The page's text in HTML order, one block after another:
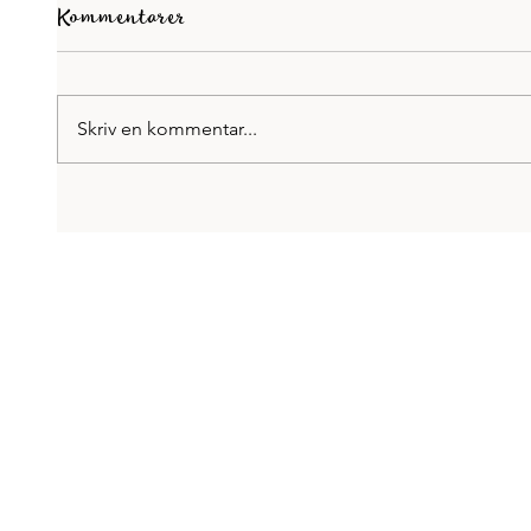
Bloggar på Allas Vi
Kommentarer
Skriv en kommentar...